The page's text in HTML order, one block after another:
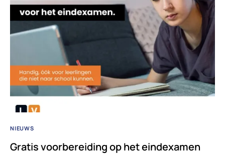
NIEUWS
Gratis voorbereiding op het eindexamen